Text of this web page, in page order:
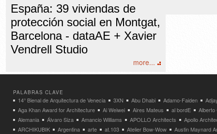
España: 39 viviendas de
protección social en Montgat,
Barcelona - dataAE + Xavier
Vendrell Studio
more...
PALABRAS CLAVE
14° Bienal de Arquitectura de Venecia 3XN Abu Dhabi Adamo-Faiden
Aga Khan Award for Architecture
Ai Weiwei Aires Mateus al bordE
Alberto
Alemania
Álvaro Siza Amancio Williams APOLLO Architects
Apollo
ARCHIKUBIK
Argentina arte at.103 Atelier Bow-Wow
Austin Maynard